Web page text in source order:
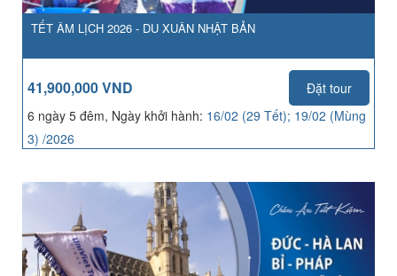
TẾT ÂM LỊCH 2026 - DU XUÂN NHẬT BẢN
41,900,000 VND
Đặt tour
6 ngày 5 đêm, Ngày khởi hành: 16/02 (29 Tết); 19/02 (Mùng
3) /2026